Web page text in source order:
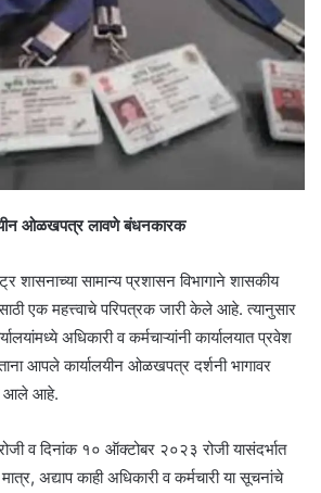
ओळखपत्र लावणे बंधनकारक
शासनाच्या सामान्य प्रशासन विभागाने शासकीय
एक महत्त्वाचे परिपत्रक जारी केले आहे. त्यानुसार
अधिकारी व कर्मचाऱ्यांनी कार्यालयात प्रवेश
आपले कार्यालयीन ओळखपत्र दर्शनी भागावर
आले आहे.
व दिनांक १० ऑक्टोबर २०२३ रोजी यासंदर्भात
अद्याप काही अधिकारी व कर्मचारी या सूचनांचे